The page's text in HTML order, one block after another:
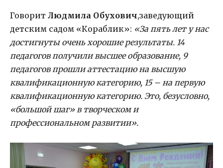
Говорит Людмила Обухович,заведующий
детским садом «Кораблик»: «За пять лет у нас
достигнуты очень хорошие результаты. 14
педагогов получили высшее образование, 9
педагогов прошли аттестацию на высшую
квалификационную категорию, 15 – на первую
квалификационную категорию. Это, безусловно,
«большой шаг» в творческом и
профессиональном развитии».